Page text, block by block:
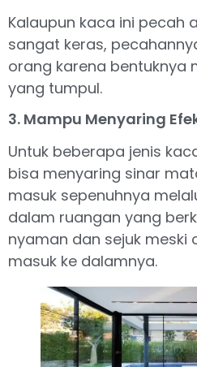
Kalaupun kaca ini pecah
sangat keras,
orang karena bentuknya
yang tumpul.
3. Mampu Menyaring
Untuk beberapa jenis
bisa menyaring sinar
masuk sepenuhnya
dalam ruangan yang
nyaman dan sejuk
masuk ke dalamnya.